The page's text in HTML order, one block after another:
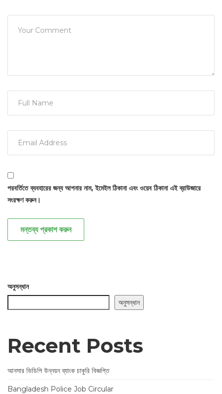
পরবর্তিতে ব্যবহারের জন্য আপনার নাম, ইমেইল ঠিকানা এবং ওয়েব ঠিকানা এই ব্রাউজারে
সংরক্ষণ করুন।
মন্তব্য প্রকাশ করুন
অনুসন্ধান
অনুসন্ধান
Recent Posts
আনসার ভিডিপি উন্নয়ন ব্যাংক চাকুরি বিজ্ঞপ্তি
Bangladesh Police Job Circular